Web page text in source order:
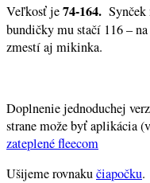
Veľkosť je74-164.
bundičky mu stačí 116 –
zmestí aj mikinka.
Doplnenie jednoduchej
strane može byť aplikácia
zateplené fleecom
Ušijeme rovnakučiapočku.